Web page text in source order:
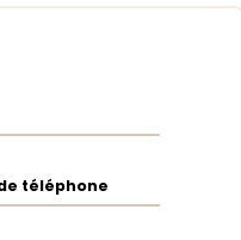
téléphone